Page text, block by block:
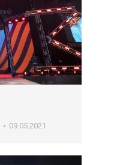
09.05.2021